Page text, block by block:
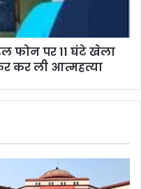
फोन पर 11 घंटे खेला
कर ली आत्महत्या